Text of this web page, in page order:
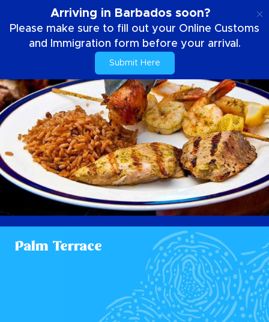
Arriving in Barbados soon?
Please make sure to fill out your Online Customs
and Immigration form before your arrival.
Submit Here
Palm Terrace